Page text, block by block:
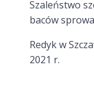
Szaleństwo
baców
Redyk w
2021 r.